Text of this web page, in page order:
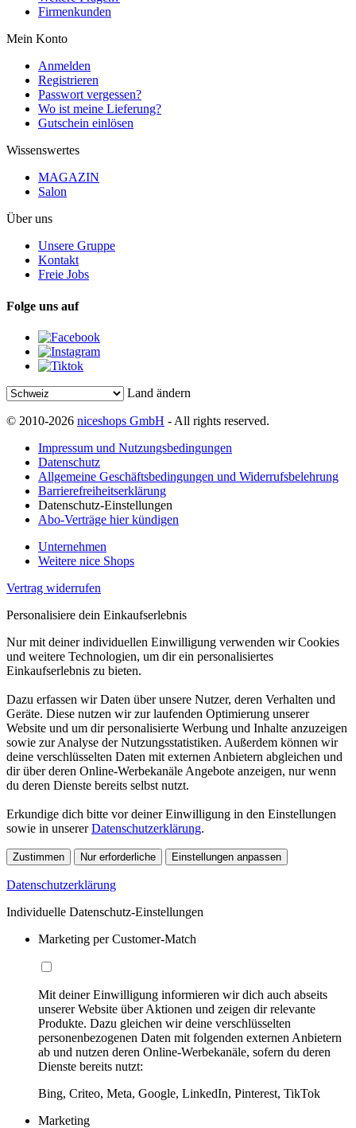
Firmenkunden
Mein Konto
Anmelden
Registrieren
Passwort vergessen?
Wo ist meine Lieferung?
Gutschein einlösen
Wissenswertes
MAGAZIN
Salon
Über uns
Unsere Gruppe
Kontakt
Freie Jobs
Folge uns auf
Land ändern
© 2010-2026 niceshops GmbH - All rights reserved.
Impressum und Nutzungsbedingungen
Datenschutz
Allgemeine Geschäftsbedingungen und Widerrufsbelehrung
Barrierefreiheitserklärung
Datenschutz-Einstellungen
Abo-Verträge hier kündigen
Unternehmen
Weitere nice Shops
Vertrag widerrufen
Personalisiere dein Einkaufserlebnis
Nur mit deiner individuellen Einwilligung verwenden wir Cookies
und weitere Technologien, um dir ein personalisiertes
Einkaufserlebnis zu bieten.
Dazu erfassen wir Daten über unsere Nutzer, deren Verhalten und
Geräte. Diese nutzen wir zur laufenden Optimierung unserer
Website und um dir personalisierte Werbung und Inhalte anzuzeigen
sowie zur Analyse der Nutzungsstatistiken. Außerdem können wir
deine verschlüsselten Daten mit externen Anbietern abgleichen und
dir über deren Online-Werbekanäle Angebote anzeigen, nur wenn
du deren Dienste bereits selbst nutzt.
Erkundige dich bitte vor deiner Einwilligung in den Einstellungen
sowie in unsererDatenschutzerklärung.
Zustimmen Nur erforderliche Einstellungen anpassen
Datenschutzerklärung
Individuelle Datenschutz-Einstellungen
Marketing per Customer-Match
Mit deiner Einwilligung informieren wir dich auch abseits
unserer Website über Aktionen und zeigen dir relevante
Produkte. Dazu gleichen wir deine verschlüsselten
personenbezogenen Daten mit folgenden externen Anbietern
ab und nutzen deren Online-Werbekanäle, sofern du deren
Dienste bereits nutzt:
Bing, Criteo, Meta, Google, LinkedIn, Pinterest, TikTok
Marketing